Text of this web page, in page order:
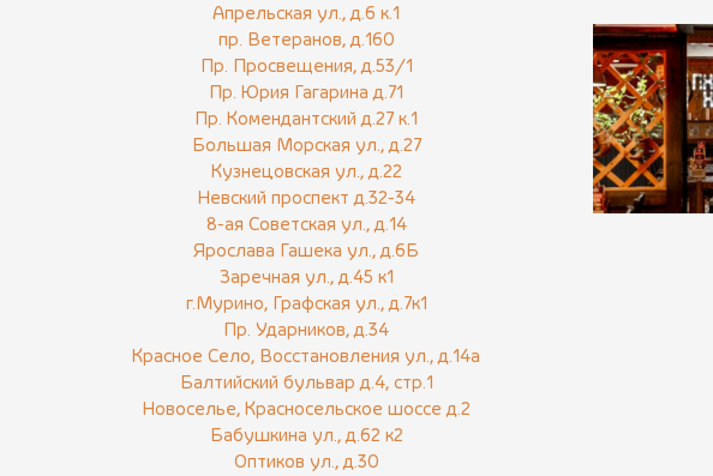
Апрельская ул., д.6 к.1
пр. Ветеранов, д.160
Пр. Просвещения, д.53/1
Пр. Юрия Гагарина д.71
Пр. Комендантский д.27 к.1
Большая Морская ул., д.27
Кузнецовская ул., д.22
Невский проспект д.32-34
8-ая Советская ул., д.14
Ярослава Гашека ул., д.6Б
Заречная ул., д.45 к1
г.Мурино, Графская ул., д.7к1
Пр. Ударников, д.34
Красное Село, Восстановления ул., д.14а
Балтийский бульвар д.4, стр.1
Новоселье, Красносельское шоссе д.2
Бабушкина ул., д.62 к2
Оптиков ул., д.30